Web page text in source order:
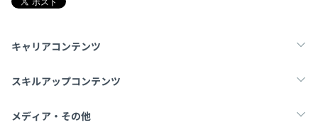
キャリアコンテンツ
転職・キャリア
スキルアップコンテンツ
学習
メディア・その他